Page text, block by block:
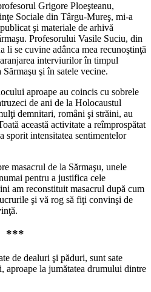
Grigore Ploeşteanu,
Sociale din Târgu-Mureş, mi-a
şi materiale de arhivă
Profesorului Vasile Suciu, din
li se cuvine adânca mea recunoştinţă
interviurilor în timpul
şi în satele vecine.
aproape au coincis cu sobrele
de ani de la Holocaustul
demnitari, români şi străini, au
această activitate a reîmprospătat
intensitatea sentimentelor
masacrul de la Sărmaşu, unele
pentru a justifica cele
am reconstituit masacrul după cum
şi vă rog să fiţi convinşi de
***
de dealuri şi păduri, sunt sate
aproape la jumătatea drumului dintre